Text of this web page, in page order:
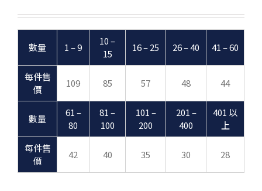
數量 1 – 9
10 –
15
16 – 25 26 – 40 41 – 60
每件售
價
109 85 57 48 44
數量
61 –
80
81 –
100
101 –
200
201 –
400
401 以
上
每件售
價
42 40 35 30 28